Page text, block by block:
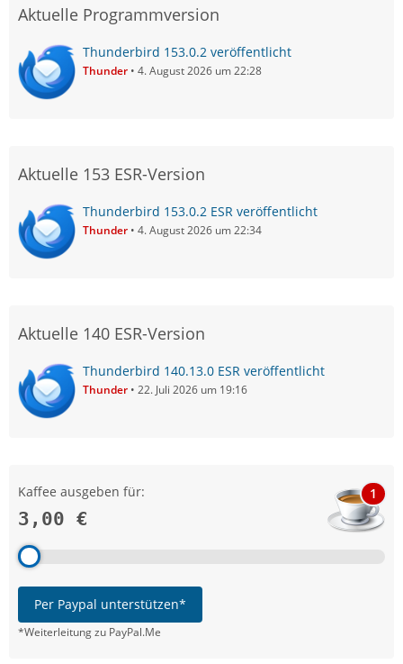
Aktuelle Programmversion
Thunderbird 153.0.2 veröffentlicht
Thunder 4. August 2026 um 22:28
Aktuelle 153 ESR-Version
Thunderbird 153.0.2 ESR veröffentlicht
Thunder 4. August 2026 um 22:34
Aktuelle 140 ESR-Version
Thunderbird 140.13.0 ESR veröffentlicht
Thunder 22. Juli 2026 um 19:16
Kaffee ausgeben für:
3,00 €
1
Per Paypal unterstützen*
*Weiterleitung zu PayPal.Me